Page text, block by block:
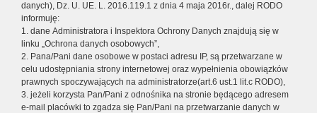
danych), Dz. U. UE. L. 2016.119.1 z dnia 4 maja 2016r., dalej RODO
informuję:
1. dane Administratora i Inspektora Ochrony Danych znajdują się w
linku „Ochrona danych osobowych”,
2. Pana/Pani dane osobowe w postaci adresu IP, są przetwarzane w
celu udostępniania strony internetowej oraz wypełnienia obowiązków
prawnych spoczywających na administratorze(art.6 ust.1 lit.c RODO),
3. jeżeli korzysta Pan/Pani z odnośnika na stronie będącego adresem
e-mail placówki to zgadza się Pan/Pani na przetwarzanie danych w